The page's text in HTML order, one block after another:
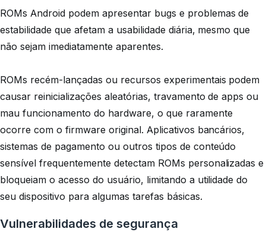
ROMs Android podem apresentar bugs e problemas de
estabilidade que afetam a usabilidade diária, mesmo que
não sejam imediatamente aparentes.
ROMs recém-lançadas ou recursos experimentais podem
causar reinicializações aleatórias, travamento de apps ou
mau funcionamento do hardware, o que raramente
ocorre com o firmware original. Aplicativos bancários,
sistemas de pagamento ou outros tipos de conteúdo
sensível frequentemente detectam ROMs personalizadas e
bloqueiam o acesso do usuário, limitando a utilidade do
seu dispositivo para algumas tarefas básicas.
Vulnerabilidades de segurança